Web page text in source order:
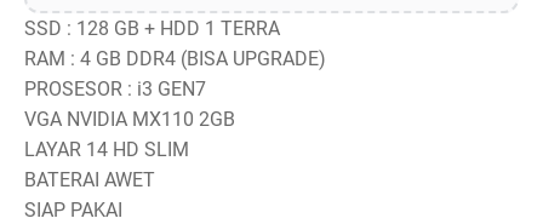
SSD : 128 GB + HDD 1 TERRA
RAM : 4 GB DDR4 (BISA UPGRADE)
PROSESOR : i3 GEN7
VGA NVIDIA MX110 2GB
LAYAR 14 HD SLIM
BATERAI AWET
SIAP PAKAI